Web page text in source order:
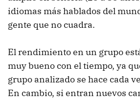
idiomas más hablados del
gente que no cuadra.
El rendimiento en un grupo
muy bueno con el tiempo, ya
grupo analizado se hace cada
En cambio, si entran nuevos